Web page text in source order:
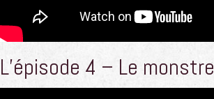
L’épisode 4 – Le monstre